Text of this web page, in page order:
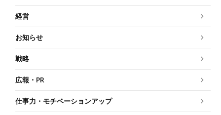
経営
お知らせ
戦略
広報・PR
仕事力・モチベーションアップ